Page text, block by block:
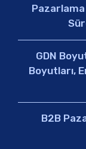
GDN
Boyutları,
B2B